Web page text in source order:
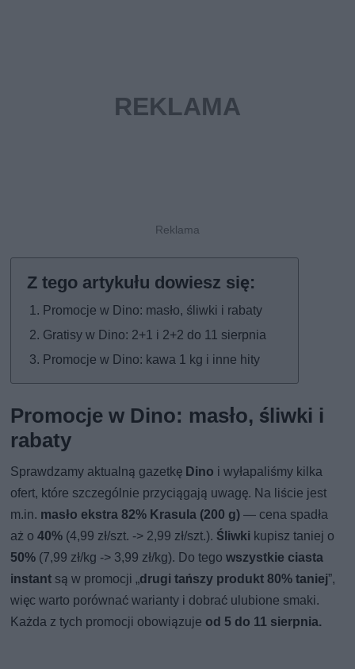
Promocje w Dino: masło, śliwki i rabaty
Gratisy w Dino: 2+1 i 2+2 do 11 sierpnia
Promocje w Dino: kawa 1 kg i inne hity
Promocje w Dino: masło, śliwki i
rabaty
Sprawdzamy aktualną gazetkę Dino i wyłapaliśmy kilka
ofert, które szczególnie przyciągają uwagę. Na liście jest
m.in. masło ekstra 82% Krasula (200 g) — cena spadła
aż o40% (4,99 zł/szt. -> 2,99 zł/szt.). Śliwki kupisz taniej o
50% (7,99 zł/kg -> 3,99 zł/kg). Do tegowszystkie ciasta
instant są w promocji „drugi tańszy produkt 80% taniej”,
więc warto porównać warianty i dobrać ulubione smaki.
Każda z tych promocji obowiązuje od 5 do 11 sierpnia.